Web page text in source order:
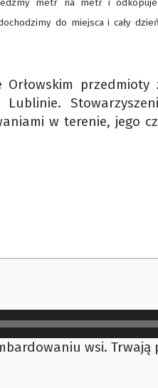
metr na metr i
do miejsca i cały
w terenie, jego
wsi. Trwają